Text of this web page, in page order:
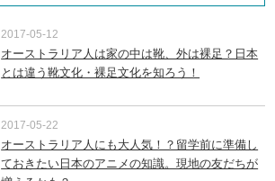
2017-05-12
オーストラリア人は家の中は靴、外は裸足？日本
とは違う靴文化・裸足文化を知ろう！
2017-05-22
オーストラリア人にも大人気！？留学前に準備し
ておきたい日本のアニメの知識。現地の友だちが